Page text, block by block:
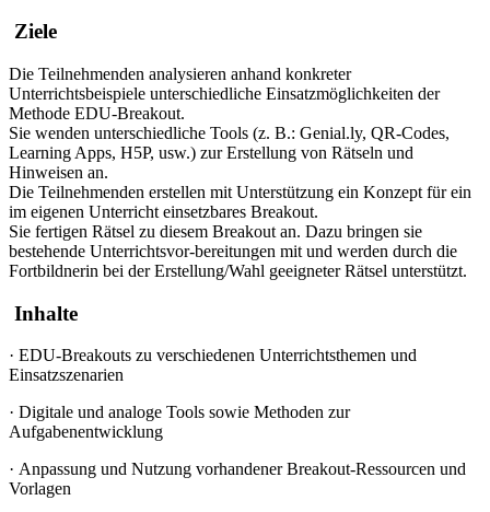
Ziele
Die Teilnehmenden analysieren anhand konkreter
Unterrichtsbeispiele unterschiedliche Einsatzmöglichkeiten der
Methode EDU-Breakout.
Sie wenden unterschiedliche Tools (z. B.: Genial.ly, QR-Codes,
Learning Apps, H5P, usw.) zur Erstellung von Rätseln und
Hinweisen an.
Die Teilnehmenden erstellen mit Unterstützung ein Konzept für ein
im eigenen Unterricht einsetzbares Breakout.
Sie fertigen Rätsel zu diesem Breakout an. Dazu bringen sie
bestehende Unterrichtsvor-bereitungen mit und werden durch die
Fortbildnerin bei der Erstellung/Wahl geeigneter Rätsel unterstützt.
Inhalte
· EDU-Breakouts zu verschiedenen Unterrichtsthemen und
Einsatzszenarien
· Digitale und analoge Tools sowie Methoden zur
Aufgabenentwicklung
· Anpassung und Nutzung vorhandener Breakout-Ressourcen und
Vorlagen